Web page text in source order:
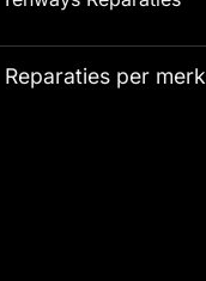
Reparaties per merk